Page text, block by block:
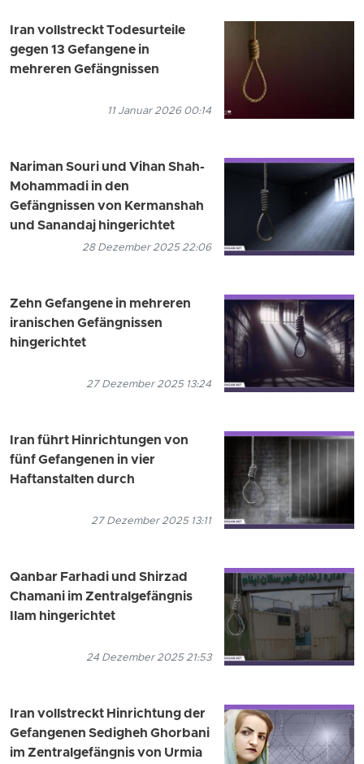
Iran vollstreckt Todesurteile
gegen 13 Gefangene in
mehreren Gefängnissen
11 Januar 2026 00:14
Nariman Souri und Vihan Shah-
Mohammadi in den
Gefängnissen von Kermanshah
und Sanandaj hingerichtet
28 Dezember 2025 22:06
Zehn Gefangene in mehreren
iranischen Gefängnissen
hingerichtet
27 Dezember 2025 13:24
Iran führt Hinrichtungen von
fünf Gefangenen in vier
Haftanstalten durch
27 Dezember 2025 13:11
Qanbar Farhadi und Shirzad
Chamani im Zentralgefängnis
Ilam hingerichtet
24 Dezember 2025 21:53
Iran vollstreckt Hinrichtung der
Gefangenen Sedigheh Ghorbani
im Zentralgefängnis von Urmia